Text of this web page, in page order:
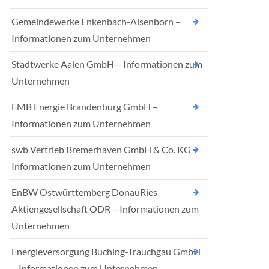
Gemeindewerke Enkenbach-Alsenborn –
Informationen zum Unternehmen
Stadtwerke Aalen GmbH – Informationen zum
Unternehmen
EMB Energie Brandenburg GmbH –
Informationen zum Unternehmen
swb Vertrieb Bremerhaven GmbH & Co. KG –
Informationen zum Unternehmen
EnBW Ostwürttemberg DonauRies
Aktiengesellschaft ODR – Informationen zum
Unternehmen
Energieversorgung Buching-Trauchgau GmbH